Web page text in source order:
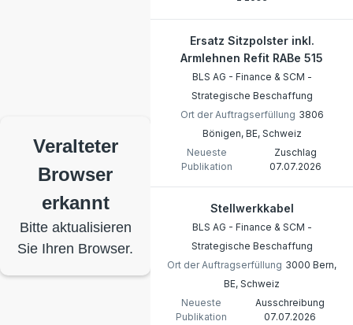
Veralteter
Browser
erkannt
Bitte aktualisieren
Sie Ihren Browser.
Ersatz Sitzpolster inkl.
Armlehnen Refit RABe 515
BLS AG - Finance & SCM -
Strategische Beschaffung
Ort der Auftragserfüllung 3806
Bönigen, BE, Schweiz
Neueste
Publikation
Zuschlag
07.07.2026
Stellwerkkabel
BLS AG - Finance & SCM -
Strategische Beschaffung
Ort der Auftragserfüllung 3000 Bern,
BE, Schweiz
Neueste
Publikation
Ausschreibung
07.07.2026